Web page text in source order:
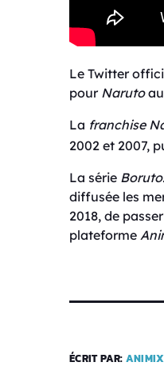
Le Twitter
pour Narutoau
La franchise
2002 et 2007,
La série
diffusée les
2018, de
plateforme
ÉCRIT PAR: ANIMIX